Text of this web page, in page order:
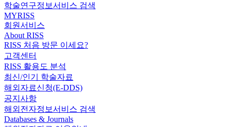
학술연구정보서비스 검색
MYRISS
회원서비스
About RISS
RISS 처음 방문 이세요?
고객센터
RISS 활용도 분석
최신/인기 학술자료
해외자료신청(E-DDS)
공지사항
해외전자정보서비스 검색
Databases & Journals